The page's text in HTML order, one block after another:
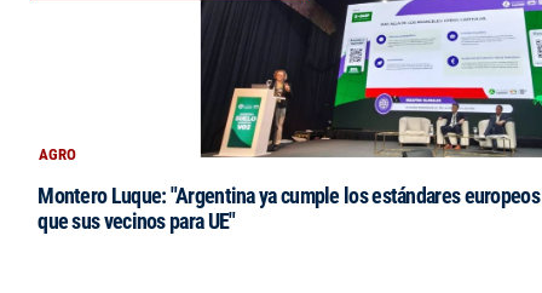
AGRO
Montero Luque: "Argentina ya cumple los estándares
que sus vecinos para UE"